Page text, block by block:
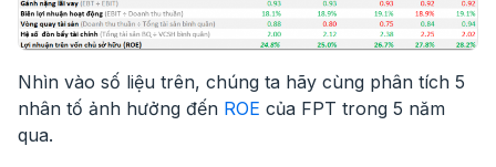
Nhìn vào số liệu trên, chúng ta hãy cùng phân tích 5
nhân tố ảnh hưởng đến ROE của FPT trong 5 năm
qua.